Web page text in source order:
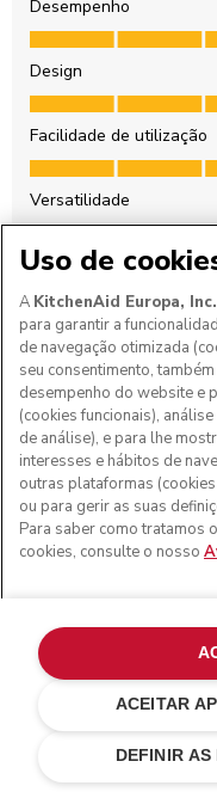
Matte black
€ 231,75
€
Poupar
Uso de
A KitchenAid Europa, Inc.
para garantir a
de navegação otimizada
seu consentimento,
desempenho do website e
(cookies funcionais),
de análise), e para lhe
interesses e hábitos de
outras plataformas
ou para gerir as suas
Para saber como tratamos
cookies, consulte o nosso
DEFINIR
ACEITAR